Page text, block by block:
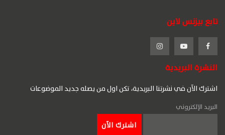
تابع بيزنس لاين
النشرة البريدية
اشترك الآن في نشرتنا البريدية، تكن اول من يصله جديد الموضوعات
البريد الإلكتروني